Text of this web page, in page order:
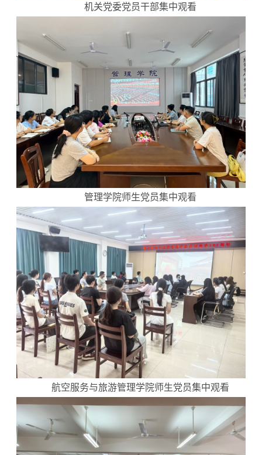
机关党委党员干部集中观看
管理学院师生党员集中观看
航空服务与旅游管理学院师生党员集中观看